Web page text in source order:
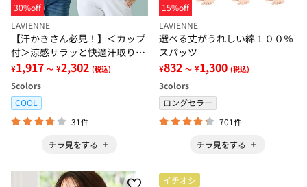
30%off
LAVIENNE
【汗かきさん必見！】＜カップ
付＞涼感サラッと快適汗取りタ
ンクトップインナー＜さらりラ
ボ＞
¥1,917 ～ ¥2,302 (税込)
5colors
COOL
31件
チラ見をする
15%off
LAVIENNE
選べる丈がうれしい綿１００％
スパッツ
¥832 ～ ¥1,300 (税込)
3colors
ロングセラー
701件
チラ見をする
イチオシ